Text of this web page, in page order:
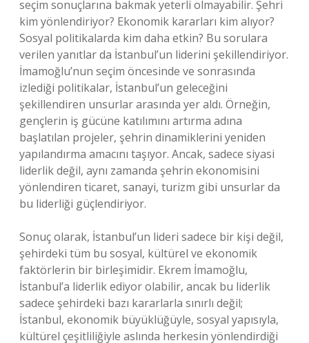
seçim sonuçlarına bakmak yeterli olmayabilir. Şehri
kim yönlendiriyor? Ekonomik kararları kim alıyor?
Sosyal politikalarda kim daha etkin? Bu sorulara
verilen yanıtlar da İstanbul’un liderini şekillendiriyor.
İmamoğlu’nun seçim öncesinde ve sonrasında
izlediği politikalar, İstanbul’un geleceğini
şekillendiren unsurlar arasında yer aldı. Örneğin,
gençlerin iş gücüne katılımını artırma adına
başlatılan projeler, şehrin dinamiklerini yeniden
yapılandırma amacını taşıyor. Ancak, sadece siyasi
liderlik değil, aynı zamanda şehrin ekonomisini
yönlendiren ticaret, sanayi, turizm gibi unsurlar da
bu liderliği güçlendiriyor.
Sonuç olarak, İstanbul’un lideri sadece bir kişi değil,
şehirdeki tüm bu sosyal, kültürel ve ekonomik
faktörlerin bir birleşimidir. Ekrem İmamoğlu,
İstanbul’a liderlik ediyor olabilir, ancak bu liderlik
sadece şehirdeki bazı kararlarla sınırlı değil;
İstanbul, ekonomik büyüklüğüyle, sosyal yapısıyla,
kültürel çeşitliliğiyle aslında herkesin yönlendirdiği